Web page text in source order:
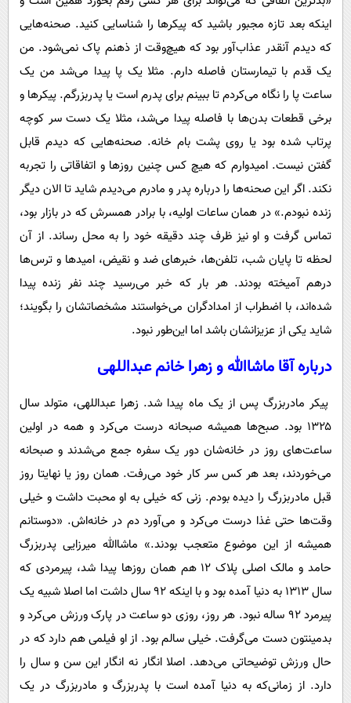
اینکه بعد تازه مجبور باشید که پیکرها را شناسایی کنید. صحنه‌هایی
که دیدم آنقدر عذاب‌آور بود که هیچ‌وقت از ذهنم پاک نمی‌شود. من
یک قدم با تیمارستان فاصله دارم. مثلا یک پا پیدا می‌شد من یک
ساعت پا را نگاه می‌کردم تا ببینم برای پدرم است یا پدربزرگم. پیکرها و
برخی قطعات بدن‌ها با فاصله پیدا می‌شد، مثلا یک دست سر کوچه
پرتاب شده بود یا روی پشت بام خانه. صحنه‌هایی که دیدم قابل
گفتن نیست. امیدوارم که هیچ کس چنین روزها و اتفاقاتی را تجربه
نکند. اگر این صحنه‌ها را درباره پدر و مادرم می‌دیدم شاید تا الان دیگر
زنده نبودم.» در همان ساعات اولیه، با برادر همسرش که در بازار بود،
تماس گرفت و او نیز ظرف چند دقیقه خود را به محل رساند. از آن
لحظه تا پایان شب، تلفن‌ها، خبرهای ضد و نقیض، امیدها و ترس‌ها
درهم آمیخته بودند. هر بار که خبر می‌رسید چند نفر زنده پیدا
شده‌اند، با اضطراب از امدادگران می‌خواستند مشخصاتشان را بگویند؛
شاید یکی از عزیزانشان باشد اما این‌طور نبود.
درباره آقا ماشاالله و زهرا خانم عبداللهی
پیکر مادربزرگ پس از یک ماه پیدا شد. زهرا عبداللهی، متولد سال
۱۳۲۵ بود. صبح‌ها همیشه صبحانه درست می‌کرد و همه در اولین
ساعت‌های روز در خانه‌شان دور یک سفره جمع می‌شدند و صبحانه
می‌خوردند، بعد هر کس سر کار خود می‌رفت. همان روز یا نهایتا روز
قبل مادربزرگ را دیده بودم. زنی که خیلی به او محبت داشت و خیلی
وقت‌ها حتی غذا درست می‌کرد و می‌آورد دم در خانه‌اش. «دوستانم
همیشه از این موضوع متعجب بودند.» ماشاالله میرزایی پدربزرگ
حامد و مالک اصلی پلاک ۱۲ هم همان روزها پیدا شد، پیرمردی که
سال ۱۳۱۳ به دنیا آمده بود و با اینکه ۹۲ سال داشت اما اصلا شبیه یک
پیرمرد ۹۲ ساله نبود. هر روز، روزی دو ساعت در پارک ورزش می‌کرد و
بدمینتون دست می‌گرفت. خیلی سالم بود. از او فیلمی هم دارد که در
حال ورزش توضیحاتی می‌دهد. اصلا انگار نه انگار این سن و سال را
دارد. از زمانی‌که به دنیا آمده است با پدربزرگ و مادربزرگ در یک